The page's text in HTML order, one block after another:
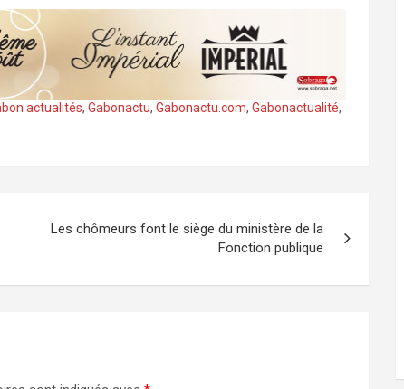
actualités, Gabonactu, Gabonactu.com, Gabonactualité,
Les chômeurs font le siège du ministère de la
Fonction publique